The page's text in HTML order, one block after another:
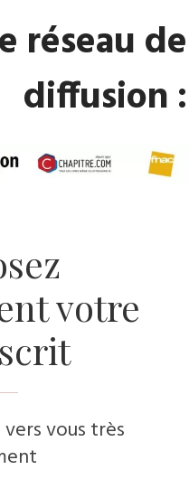
réseau de
diffusion :
votre
vous très